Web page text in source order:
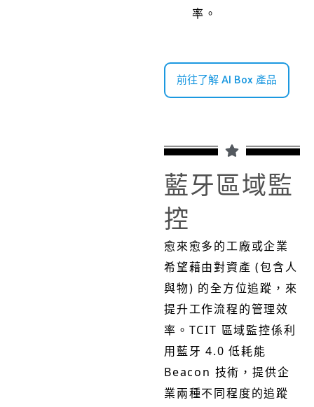
率。
前往了解 AI Box 產品
藍牙區域監
控
愈來愈多的工廠或企業
希望藉由對資產 (包含人
與物) 的全方位追蹤，來
提升工作流程的管理效
率。TCIT 區域監控係利
用藍牙 4.0 低耗能
Beacon 技術，提供企
業兩種不同程度的追蹤